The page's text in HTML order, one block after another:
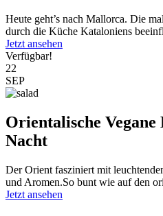
Heute geht’s nach Mallorca. Die
durch die Küche Kataloniens
Jetzt ansehen
Verfügbar!
22
SEP
Orientalische Vegane
Nacht
Der Orient fasziniert mit
und Aromen.So bunt wie auf den
Jetzt ansehen